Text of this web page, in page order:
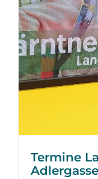
Termine
Adlergasse